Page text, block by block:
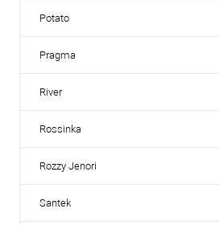
Potato
Pragma
River
Rossinka
Rozzy Jenori
Santek